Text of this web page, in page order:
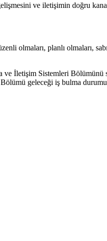
ve iletişimin doğru
olmaları, planlı olmaları,
İletişim Sistemleri Bölümünü
geleceği iş bulma